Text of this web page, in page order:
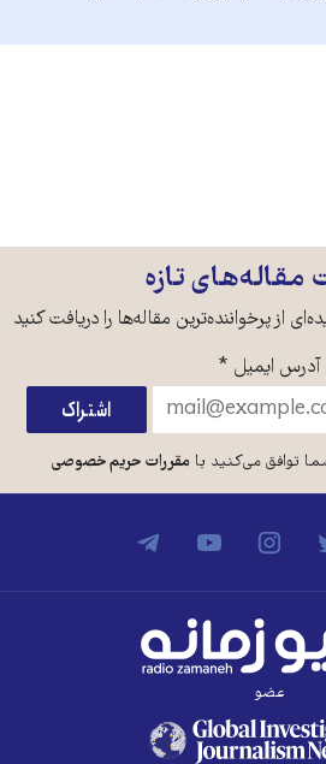
مقاله‌های تازه
از پرخواننده‌ترین مقاله‌ها را دریافت کنید
آدرس ایمیل *
توافق می‌کنید بامقررات حریم خصوصی
عضو